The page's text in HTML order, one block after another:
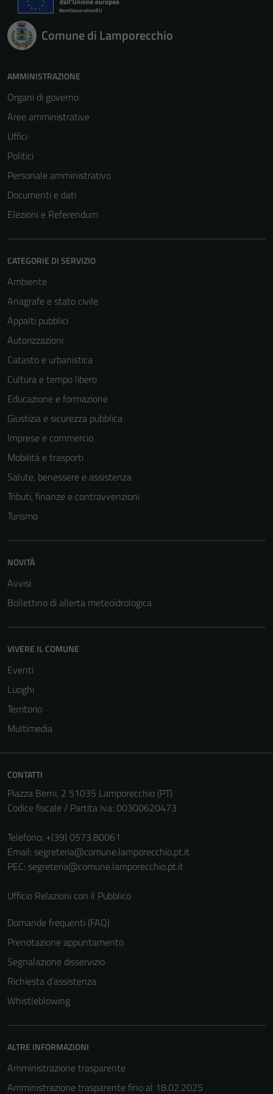
Comune di Lamporecchio
AMMINISTRAZIONE
Organi di governo
Aree amministrative
Uffici
Politici
Personale amministrativo
Documenti e dati
Elezioni e Referendum
CATEGORIE DI SERVIZIO
Ambiente
Anagrafe e stato civile
Appalti pubblici
Autorizzazioni
Catasto e urbanistica
Cultura e tempo libero
Educazione e formazione
Giustizia e sicurezza pubblica
Imprese e commercio
Mobilità e trasporti
Salute, benessere e assistenza
Tributi, finanze e contravvenzioni
Turismo
NOVITÀ
Avvisi
Bollettino di allerta meteoidrologica
VIVERE IL COMUNE
Eventi
Luoghi
Territorio
Multimedia
CONTATTI
Piazza Berni, 2 51035 Lamporecchio (PT)
Codice fiscale / Partita Iva: 00300620473
Telefono: +(39) 0573.80061
Email: segreteria@comune.lamporecchio.pt.it
PEC: segreteria@comune.lamporecchio.pt.it
Ufficio Relazioni con il Pubblico
Domande frequenti (FAQ)
Prenotazione appuntamento
Segnalazione disservizio
Richiesta d'assistenza
Whistleblowing
ALTRE INFORMAZIONI
Amministrazione trasparente
Amministrazione trasparente fino al 18.02.2025
per il